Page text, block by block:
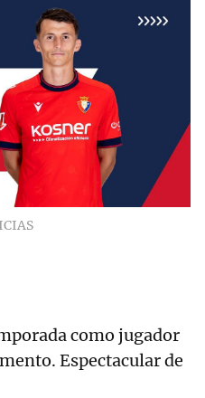
como jugador
Espectacular de